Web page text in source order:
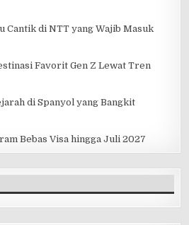
Cantik di NTT yang Wajib Masuk
Favorit Gen Z Lewat Tren
di Spanyol yang Bangkit
Bebas Visa hingga Juli 2027